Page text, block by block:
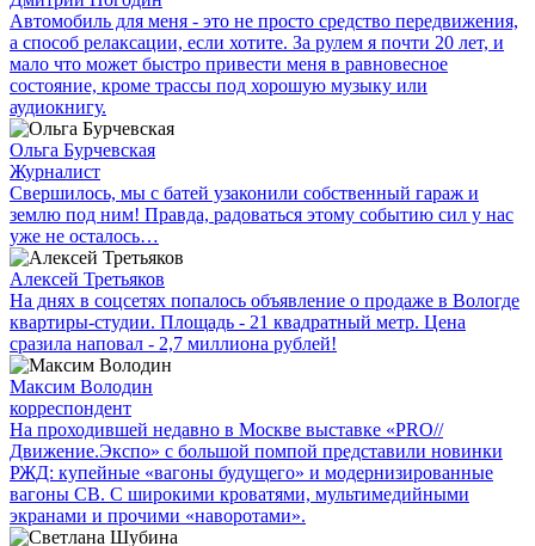
Автомобиль для меня - это не просто средство передвижения,
а способ релаксации, если хотите. За рулем я почти 20 лет, и
мало что может быстро привести меня в равновесное
состояние, кроме трассы под хорошую музыку или
аудиокнигу.
Ольга Бурчевская
Журналист
Свершилось, мы с батей узаконили собственный гараж и
землю под ним! Правда, радоваться этому событию сил у нас
уже не осталось…
Алексей Третьяков
На днях в соцсетях попалось объявление о продаже в Вологде
квартиры-студии. Площадь - 21 квадратный метр. Цена
сразила наповал - 2,7 миллиона рублей!
Максим Володин
корреспондент
На проходившей недавно в Мос­кве выставке «PRO//
Движение.Экспо» с большой помпой представили новинки
РЖД: купейные «вагоны будущего» и модернизированные
вагоны СВ. С широкими кроватями, мультимедийными
экранами и прочими «наворотами».